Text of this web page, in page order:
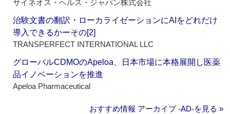
サイネオス・ヘルス・ジャパン株式会社
治験文書の翻訳・ローカライゼーションにAIをどれだけ
導入できるかーその[2]
TRANSPERFECT INTERNATIONAL LLC
グローバルCDMOのApeloa、日本市場に本格展開し医薬
品イノベーションを推進
Apeloa Pharmaceutical
おすすめ情報 アーカイブ ‐AD‐を見る »